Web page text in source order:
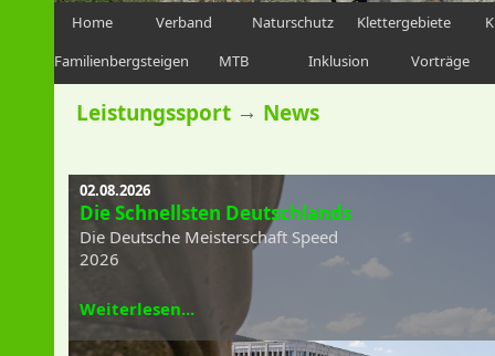
Home Verband Naturschutz Klettergebiete
Familienbergsteigen
MTB Inklusion Vorträge
Leistungssport → News
02.08.2026
Die Schnellsten Deutschlands
Die Deutsche Meisterschaft Speed
2026
Weiterlesen...